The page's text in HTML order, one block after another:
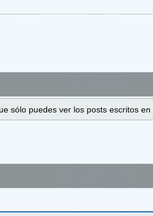
sólo puedes ver los posts escritos